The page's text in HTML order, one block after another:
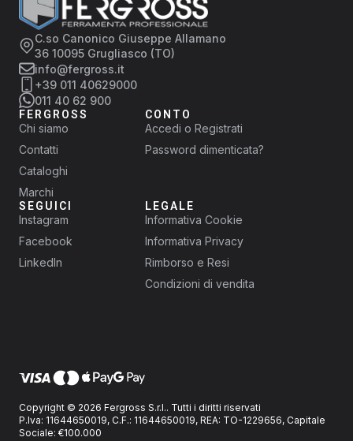
C.so Canonico Giuseppe Allamano
36 10095 Grugliasco (TO)
info@fergross.it
+39 011 40629000
011 40 62 900
FERGROSS
Chi siamo
Contatti
Cataloghi
Marchi
CONTO
Accedi o Registrati
Password dimenticata?
SEGUICI
Instagram
Facebook
LinkedIn
LEGALE
Informativa Cookie
Informativa Privacy
Rimborso e Resi
Condizioni di vendita
Copyright © 2026 Fergross S.r.l.. Tutti i diritti riservati
P.Iva: 11644650019, C.F.: 11644650019, REA: TO-1229656, Capitale
Sociale: €100.000